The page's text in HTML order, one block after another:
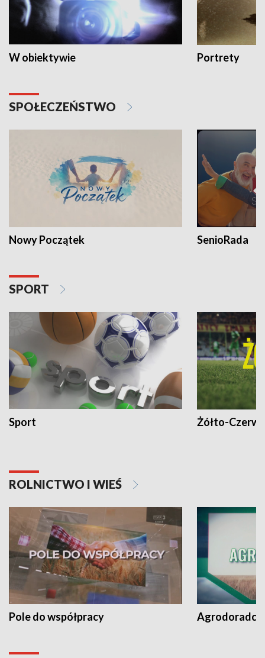
W obiektywie Portrety
SPOŁECZEŃSTWO
Nowy Początek SenioRada
SPORT
Sport Żółto-
ROLNICTWO I WIEŚ
Pole do współpracy Agrodoradcy